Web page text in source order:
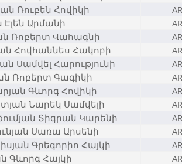
Ռուբեն Հովիկի
Էլեն Արմանի
Ռոբերտ Վահագնի
Հովհաննես Հակոբի
Սամվել Հարությունի
Ռոբերտ Գագիկի
Գևորգ Հովիկի
Նարեկ Սամվելի
Տիգրան Կարենի
Սառա Արսենի
Գրեգորիո Հայկի
Գևորգ Հայկի